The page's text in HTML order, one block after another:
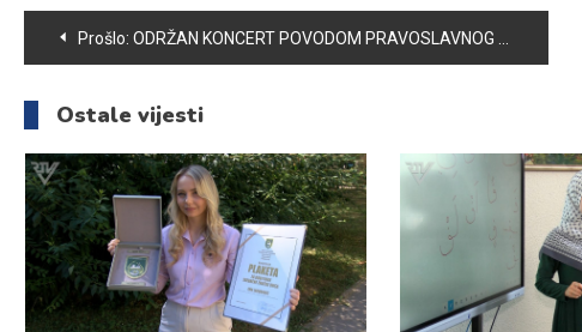
Navigacija
članaka
Prošlo: ODRŽAN KONCERT POVODOM PRAVOSLAVNOG BOŽIĆA
Ostale vijesti